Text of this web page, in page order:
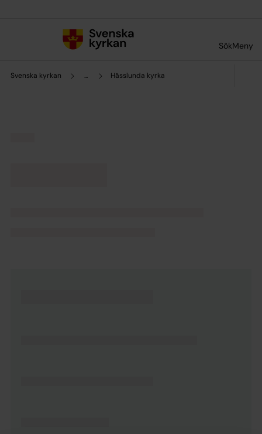
SökMeny
Svenska kyrkan ... Hässlunda kyrka